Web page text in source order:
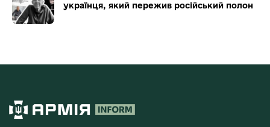
українця, який пережив російський полон